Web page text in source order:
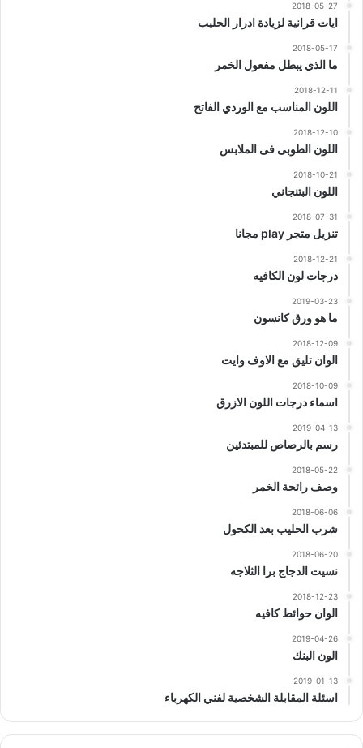
2018-05-27
ايات قرانية لزيادة ادرار الحليب
2018-05-17
ما الذي يبطل مفعول الخمر
2018-12-11
اللون المناسب مع الوردي الفاتح
2018-12-10
اللون الطوبى فى الملابس
2018-10-21
اللون البتنجاني
2018-07-31
تنزيل متجر play مجانا
2018-12-21
درجات لون الكافيه
2019-03-23
ما هو ورق كانسون
2018-12-09
الوان تليق مع الاوف وايت
2018-10-09
اسماء درجات اللون الازرق
2019-04-13
رسم بالرصاص للمبتدئين
2018-05-22
وصف رائحة الخمر
2018-06-06
شرب الحليب بعد الكحول
2018-06-20
نسيت الدجاج برا الثلاجه
2018-12-23
الوان حوائط كافيه
2019-04-26
الون البنك
2019-01-13
اسئلة المقابلة الشخصية لفني الكهرباء